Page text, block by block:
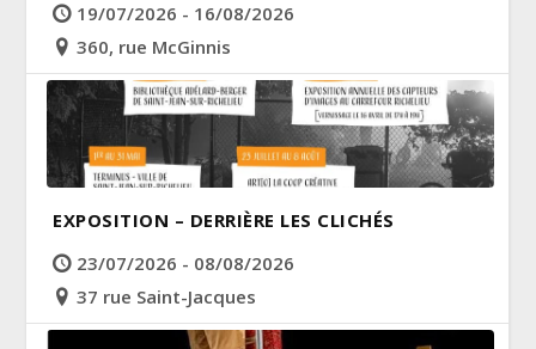
19/07/2026 - 16/08/2026
360, rue McGinnis
EXPOSITION – DERRIÈRE LES CLICHÉS
23/07/2026 - 08/08/2026
37 rue Saint-Jacques